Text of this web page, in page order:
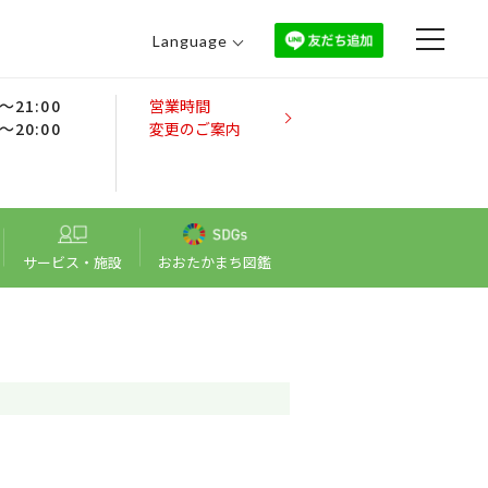
Language
English
中文（繁體）
한국어
21:00
20:00
営業時間
変更のご案内
サービス・施設 おおたかまち図鑑